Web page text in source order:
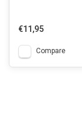
€11,95
Compare